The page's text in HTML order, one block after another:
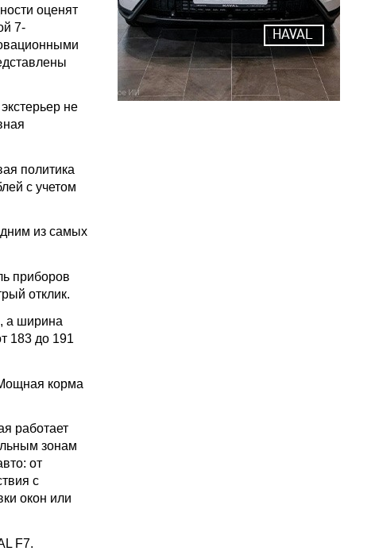
оценят
7-
не
политика
с учетом
из самых
приборов
отклик.
а ширина
183 до 191
корма
работает
зонам
от
с
окон или
F7.
HAVAL